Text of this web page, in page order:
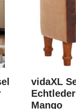
vidaXL
Mango